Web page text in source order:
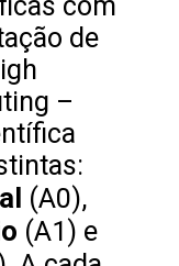
de
–
(A0),
(A1) e